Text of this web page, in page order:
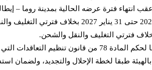
فرانسيسكو بالولايات المتحدة الأمريكية
طبقا لخطة الإحلال والتجديد، ولضمان